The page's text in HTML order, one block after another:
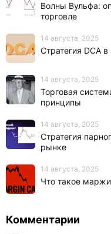
Волны Вульфа:
торговле
14 августа, 2025
Стратегия DCA в
14 августа, 2025
Торговая
принципы
14 августа, 2025
Стратегия
рынке
14 августа, 2025
Что такое
Комментарии